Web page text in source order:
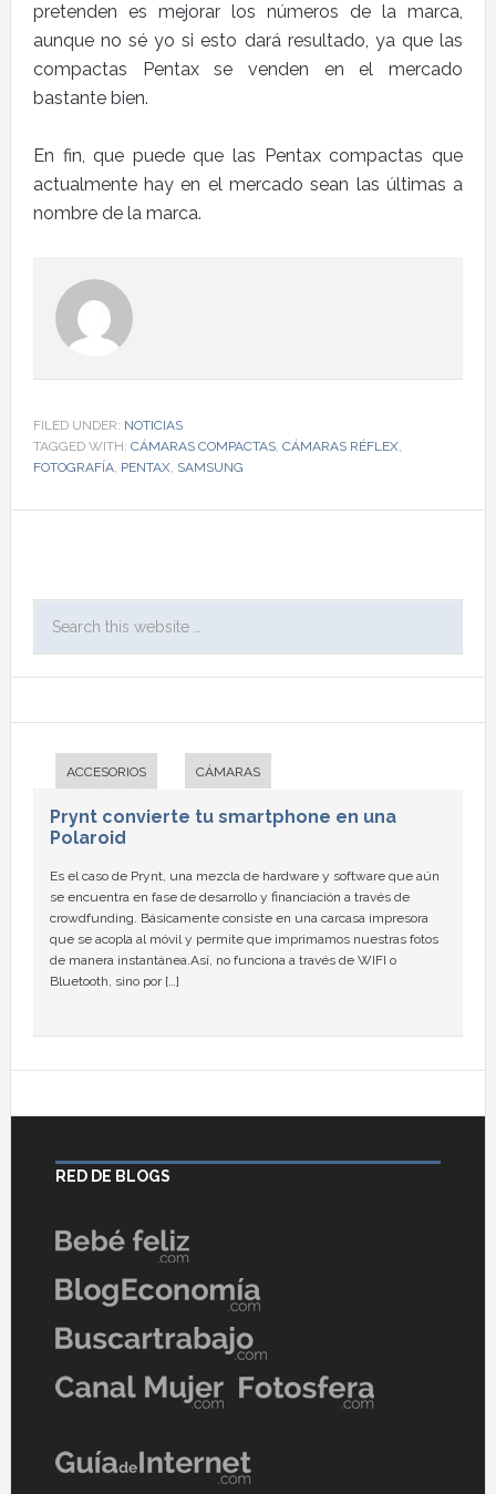
pretenden es mejorar los números de la marca,
aunque no sé yo si esto dará resultado, ya que las
compactas Pentax se venden en el mercado
bastante bien.
En fin, que puede que las Pentax compactas que
actualmente hay en el mercado sean las últimas a
nombre de la marca.
FILED UNDER: NOTICIAS
TAGGED WITH: CÁMARAS COMPACTAS, CÁMARAS RÉFLEX,
FOTOGRAFÍA, PENTAX, SAMSUNG
ACCESORIOS CÁMARAS
Prynt convierte tu smartphone en una
Polaroid
Es el caso de Prynt, una mezcla de hardware y software que aún
se encuentra en fase de desarrollo y financiación a través de
crowdfunding. Básicamente consiste en una carcasa impresora
que se acopla al móvil y permite que imprimamos nuestras fotos
de manera instantánea.Así, no funciona a través de WIFI o
Bluetooth, sino por […]
RED DE BLOGS